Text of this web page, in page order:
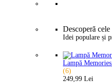
Descoperă
Idei populare și
Lampă
(6)
249,99 Lei